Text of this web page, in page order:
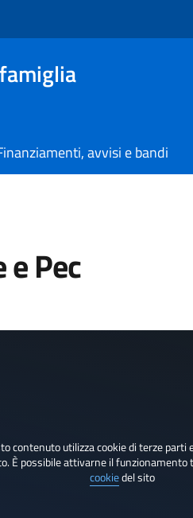
avvisi e bandi
Pec
contenuto utilizza cookie di terze parti
È possibile attivarne il funzionamento
cookiedel sito